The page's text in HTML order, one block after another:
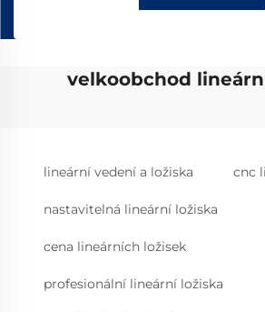
velkoobchod
lineární vedení a ložiska cnc
nastavitelná lineární ložiska
cena lineárních ložisek
profesionální lineární ložiska